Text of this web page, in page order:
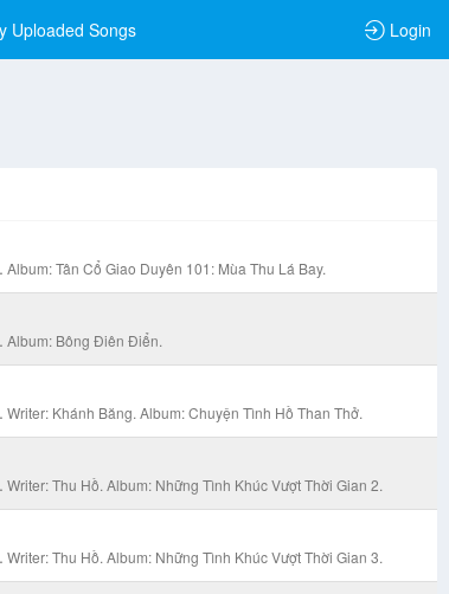
Uploaded Songs Login
Album: Tân Cổ Giao Duyên 101: Mùa Thu Lá Bay.
Album: Bông Điên Điển.
Writer: Khánh Băng. Album: Chuyện Tình Hồ Than Thở.
Writer: Thu Hồ. Album: Những Tình Khúc Vượt Thời Gian 2.
Writer: Thu Hồ. Album: Những Tình Khúc Vượt Thời Gian 3.